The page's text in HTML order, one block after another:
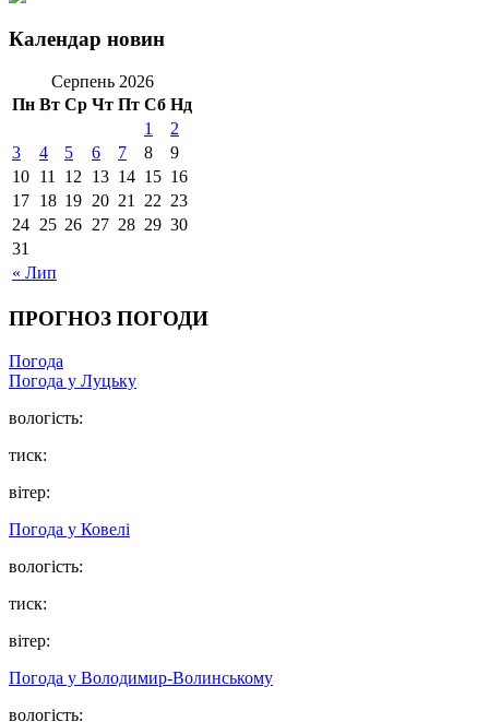
Календар новин
Серпень 2026
Пн Вт Ср Чт Пт Сб Нд
« Лип
1
2
3
4 5 6 7 8
9
10 11 12 13 14 15 16
17 18 19 20 21 22 23
24 25 26 27 28 29 30
31
ПРОГНОЗ ПОГОДИ
Погода
Погода у Луцьку
вологість:
тиск:
вітер:
Погода у Ковелі
вологість:
тиск:
вітер:
Погода у Володимир-Волинському
вологість: